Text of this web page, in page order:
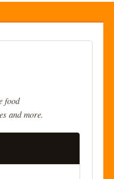
food
and more.